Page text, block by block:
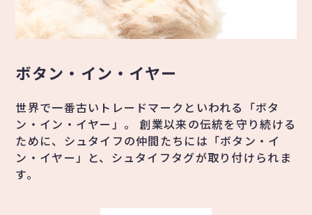
ボタン・イン・イヤー
世界で一番古いトレードマークといわれる「ボタ
ン・イン・イヤー」。 創業以来の伝統を守り続ける
ために、シュタイフの仲間たちには「ボタン・イ
ン・イヤー」と、シュタイフタグが取り付けられま
す。